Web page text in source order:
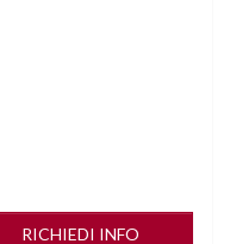
RICHIEDI INFO